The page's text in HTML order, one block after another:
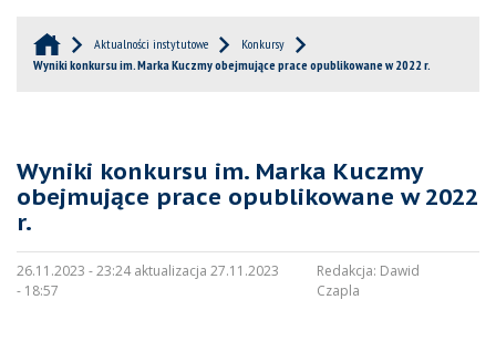
Aktualności instytutowe
Konkursy
Wyniki konkursu im. Marka Kuczmy obejmujące prace opublikowane w 2022 r.
Wyniki konkursu im. Marka Kuczmy
obejmujące prace opublikowane w 2022
r.
26.11.2023 - 23:24 aktualizacja 27.11.2023
- 18:57
Redakcja: Dawid
Czapla